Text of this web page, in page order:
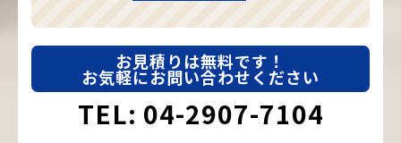
お見積りは無料です！
お気軽にお問い合わせください
TEL: 04-2907-7104